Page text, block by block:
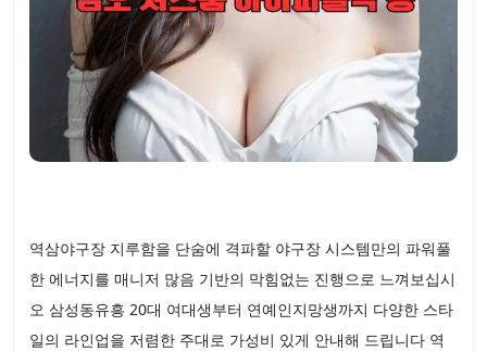
역삼야구장 지루함을 단숨에 격파할 야구장 시스템만의 파워풀
한 에너지를 매니저 많음 기반의 막힘없는 진행으로 느껴보십시
오 삼성동유흥 20대 여대생부터 연예인지망생까지 다양한 스타
일의 라인업을 저렴한 주대로 가성비 있게 안내해 드립니다 역